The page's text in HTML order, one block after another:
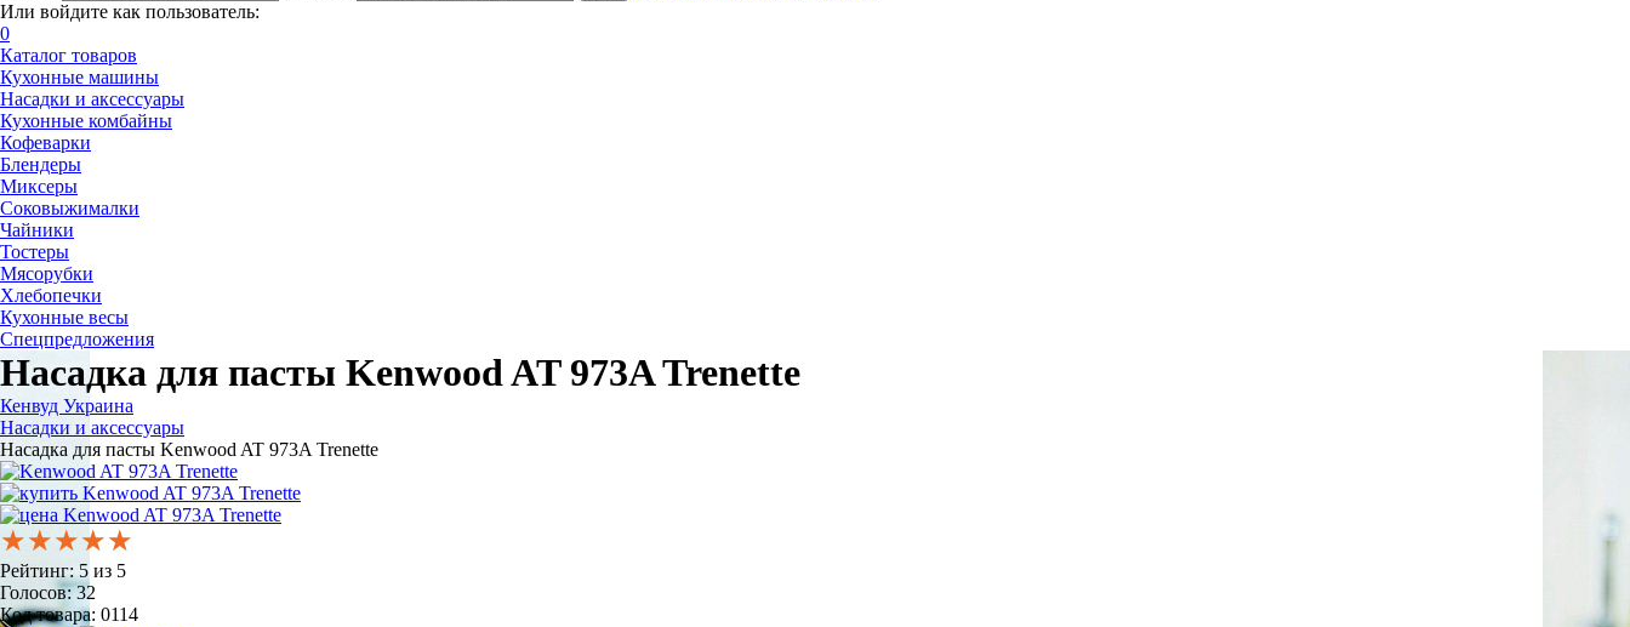
Или войдите как пользователь:
0
Каталог товаров
Кухонные машины
Насадки и аксессуары
Кухонные комбайны
Кофеварки
Блендеры
Миксеры
Соковыжималки
Чайники
Тостеры
Мясорубки
Хлебопечки
Кухонные весы
Спецпредложения
Насадка для пасты Kenwood AT 973A Trenette
Кенвуд Украина
Насадки и аксессуары
Насадка для пасты Kenwood AT 973A Trenette
★★★★★
★★★★★
★★★★★
Рейтинг: 5 из 5
Голосов:32
Код товара: 0114